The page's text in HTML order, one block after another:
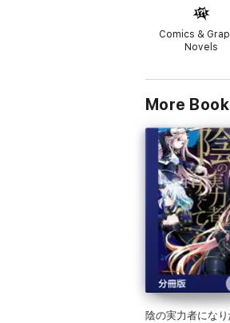
Comics &
Novels
More
陰の実力者にな